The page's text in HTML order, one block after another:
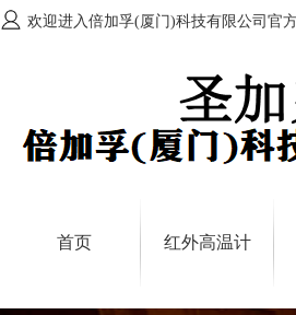
欢迎进入倍加孚(厦门)科技有限公司官
首页 红外高温计